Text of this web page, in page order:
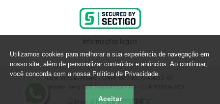
Informações legais
Loja Virtual Altero - CNPJ: 89.790.356/0033-67
Rua Martin Berg, 801 Sapiranga - RS - CEP 93819-700
Utilizamos cookies para melhorar a sua experiência de navegação em
nosso site, além de personalizar conteúdos e anúncios. Ao continuar,
você concorda com a nossa Política de Privacidade.
Aceitar